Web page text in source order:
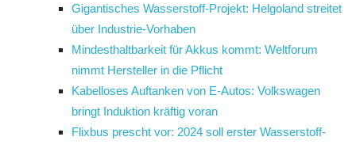
Gigantisches Wasserstoff-Projekt: Helgoland streitet
über Industrie-Vorhaben
Mindesthaltbarkeit für Akkus kommt: Weltforum
nimmt Hersteller in die Pflicht
Kabelloses Auftanken von E-Autos: Volkswagen
bringt Induktion kräftig voran
Flixbus prescht vor: 2024 soll erster Wasserstoff-